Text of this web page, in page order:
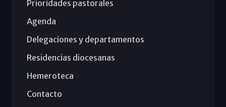
Prioridades pastorales
Agenda
Delegaciones y departamentos
Residencias diocesanas
Hemeroteca
Contacto